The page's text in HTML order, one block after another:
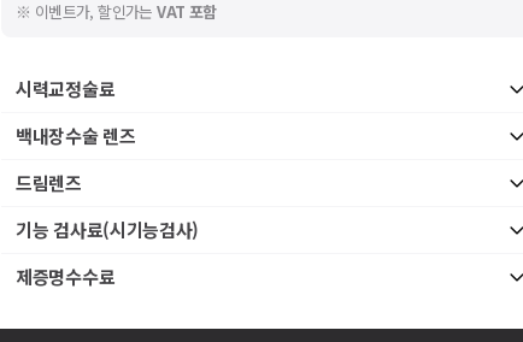
※ 이벤트가, 할인가는VAT 포함
시력교정술료
백내장수술 렌즈
드림렌즈
기능 검사료(시기능검사)
제증명수수료